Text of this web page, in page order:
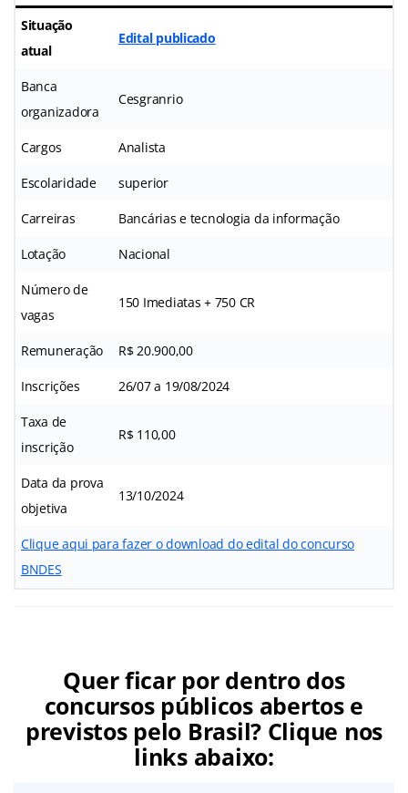
Situação
atual
Edital publicado
Banca
organizadora
Cesgranrio
Cargos Analista
Escolaridade superior
Carreiras Bancárias e tecnologia da informação
Lotação Nacional
Número de
vagas
150 Imediatas + 750 CR
Remuneração R$ 20.900,00
Inscrições 26/07 a 19/08/2024
Taxa de
inscrição
R$ 110,00
Data da prova
objetiva
13/10/2024
Clique aqui para fazer o download do edital do concurso
BNDES
Quer ficar por dentro dos
concursos públicos abertos e
previstos pelo Brasil? Clique nos
links abaixo: